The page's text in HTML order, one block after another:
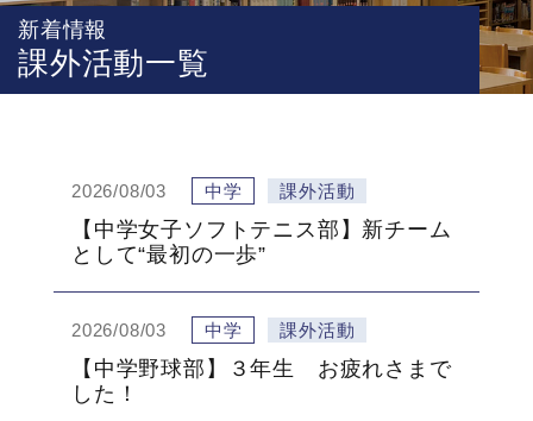
新着情報
課外活動一覧
2026/08/03 中学 課外活動
【中学女子ソフトテニス部】新チーム
として“最初の一歩”
2026/08/03 中学 課外活動
【中学野球部】３年生 お疲れさまで
した！